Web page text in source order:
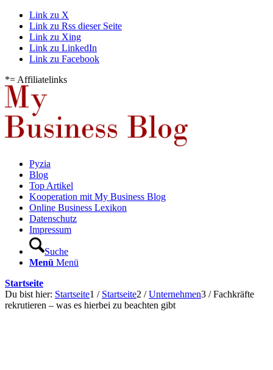
Link zu X
Link zu Rss dieser Seite
Link zu Xing
Link zu LinkedIn
Link zu Facebook
*= Affiliatelinks
Pyzia
Blog
Top Artikel
Kooperation mit My Business Blog
Online Business Lexikon
Datenschutz
Impressum
Suche
Menü Menü
Startseite
Du bist hier: Startseite1 / Startseite2 / Unternehmen3 / Fachkräfte
rekrutieren – was es hierbei zu beachten gibt